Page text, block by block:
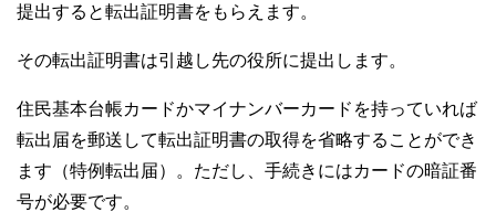
提出すると転出証明書をもらえます。
その転出証明書は引越し先の役所に提出します。
住民基本台帳カードかマイナンバーカードを持っていれば
転出届を郵送して転出証明書の取得を省略することができ
ます（特例転出届）。ただし、手続きにはカードの暗証番
号が必要です。